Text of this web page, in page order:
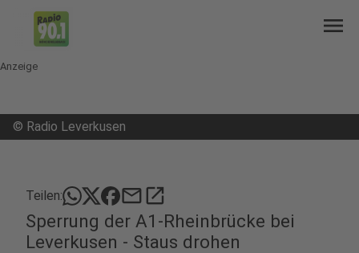
menu
Anzeige
© Radio Leverkusen
Teilen: mailopen_in_new
Sperrung der A1-Rheinbrücke bei
Leverkusen - Staus drohen